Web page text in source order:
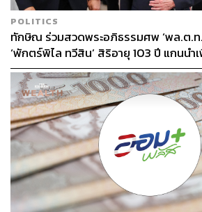
When:15-18 กุมภาพันธ์ 2561
Budget:เซตเมนูมีให้เลือก 2 เซต 2 รา
3,188 บาท++ เมนูหยี่ซังมีตั้งแต่ราคาเริ่
เป็นจานเล็ก ไปจนถึงจานใหญ่ที่ใช้วัตถุ
POLITICS
ทักษิณ ร่วมสวดพระอภิธรรมศพ ‘พล.ต.ท
‘พักตร์พิไล ทวีสิน’ สิริอายุ 103 ปี แกนน
หลากวงการร่วมอาลัย